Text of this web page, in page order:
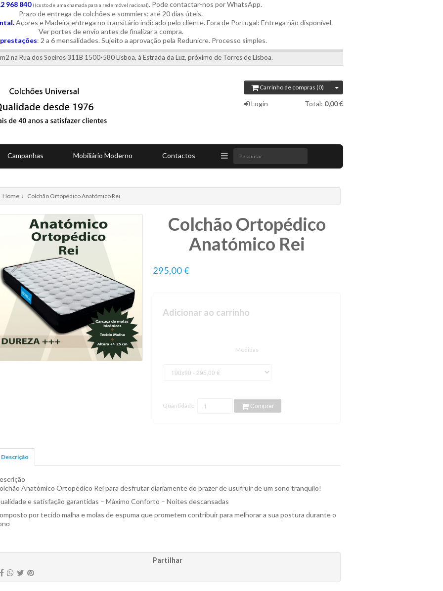
968 840 ((custo de uma chamada para a rede móvel nacional). Pode contactar-nos por WhatsApp.
Prazo de entrega de colchões e sommiers: até 20 dias úteis.
Açores e Madeira entrega no transitário indicado pelo cliente. Fora de Portugal: Entrega não disponível.
Ver portes de envio antes de finalizar a compra.
: 2 a 6 mensalidades. Sujeito a aprovação pela Redunicre. Processo simples.
na Rua dos Soeiros 311B 1500-580 Lisboa, à Estrada da Luz, próximo de Torres de Lisboa.
Carrinho de compras (0)
Login Total: 0,00 €
Campanhas Mobiliário Moderno Contactos
Home › Colchão Ortopédico Anatómico Rei
Colchão Ortopédico
Anatómico Rei
295,00 €
Adicionar ao carrinho
Medidas
Quantidade Comprar
Descrição
Anatómico Ortopédico Rei para desfrutar diariamente do prazer de usufruir de um sono tranquilo!
e satisfação garantidas – Máximo Conforto – Noites descansadas
por tecido malha e molas de espuma que prometem contribuir para melhorar a sua postura durante o
Partilhar